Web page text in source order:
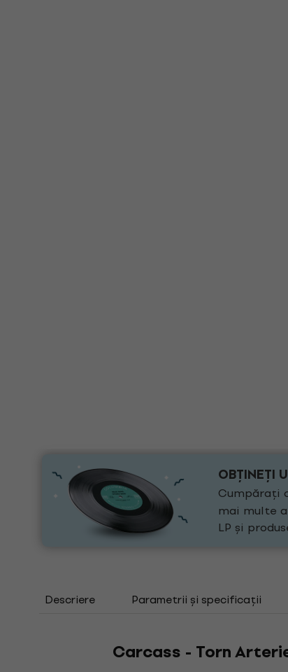
OBȚINEȚI
Cumpărați
mai multe
LP și
Descriere Parametrii și specificații
Carcass - Torn